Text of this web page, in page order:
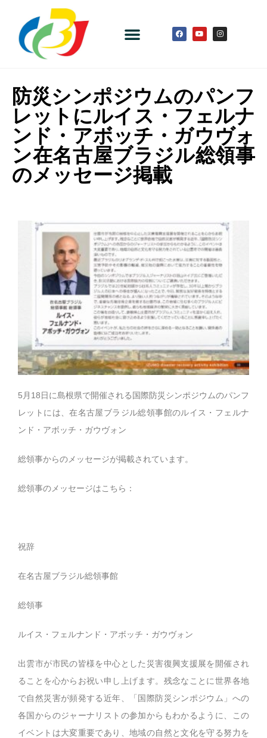
防災シンポジウムのパンフ
レットにルイス・フェルナ
ンド・アボッチ・ガウヴォ
ン在名古屋ブラジル総領事
のメッセージ掲載
5月18日に島根県で開催される国際防災シンポジウムのパンフ
レットには、在名古屋ブラジル総領事館のルイス・フェルナ
ンド・アボッチ・ガウヴォン
総領事からのメッセージが掲載されています。
総領事のメッセージはこちら：
祝辞
在名古屋ブラジル総領事館
総領事
ルイス・フェルナンド・アボッチ・ガウヴォン
出雲市が市民の皆様を中心とした災害復興支援展を開催され
ることを心からお祝い申し上げます。残念なことに世界各地
で自然災害が頻発する近年、「国際防災シンポジウム」への
各国からのジャーナリストの参加からもわかるように、この
イベントは大変重要であり、地域の自然と文化を守る努力を